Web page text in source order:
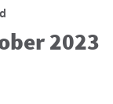
2023